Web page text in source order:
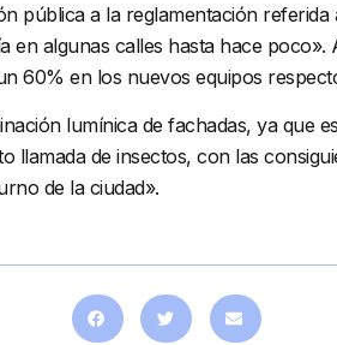
a la reglamentación referida
algunas calles hasta hace poco».
60% en los nuevos equipos
lumínica de fachadas, ya que
de insectos, con las
de la ciudad».